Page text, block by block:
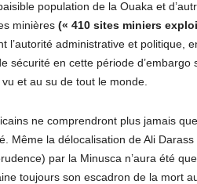
population de la Ouaka et
minières (« 410 sites miniers
l’autorité administrative et politique,
sécurité en cette période
et au su de tout le monde.
ne comprendront plus jamais
Même la délocalisation de Ali
par la Minusca n’aura été
toujours son escadron de la mort